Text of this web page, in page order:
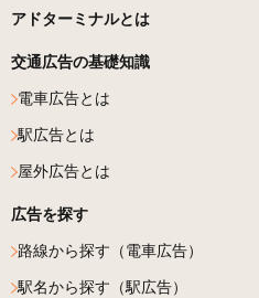
アドターミナルとは
交通広告の基礎知識
電車広告とは
駅広告とは
屋外広告とは
広告を探す
路線から探す（電車広告）
駅名から探す（駅広告）